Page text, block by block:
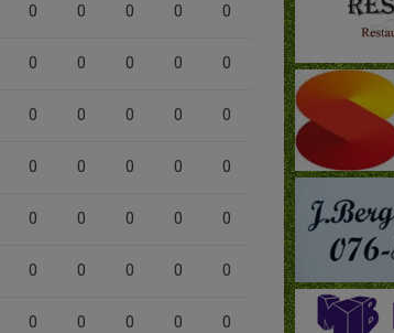
0 0 0 0 0
0 0 0 0 0
0 0 0 0 0
0 0 0 0 0
0 0 0 0 0
0 0 0 0 0
0 0 0 0 0